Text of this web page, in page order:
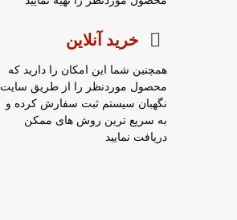
خرید آنلاین
همچنین شما این امکان را دارید که
محصول موردنظر را از طریق سایت
نگهبان سیستم ثبت سفارش کرده و
به سریع ترین روش های ممکن
دریافت نمایید